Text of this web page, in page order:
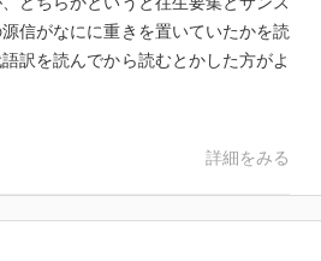
信がなにに重きを置いていたかを読
訳を読んでから読むとかした方がよ
詳細をみる